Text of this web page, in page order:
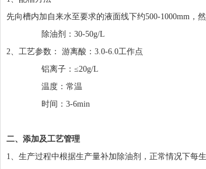
先向槽内加自来水至要求的液面线下约500-1000mm，
除油剂：30-50g/L
2、工艺参数： 游离酸：3.0-6.0工作点
铝离子：≤20g/L
温度：常温
时间：3-6min
二、添加及工艺管理
1、生产过程中根据生产量补加除油剂，正常情况下每